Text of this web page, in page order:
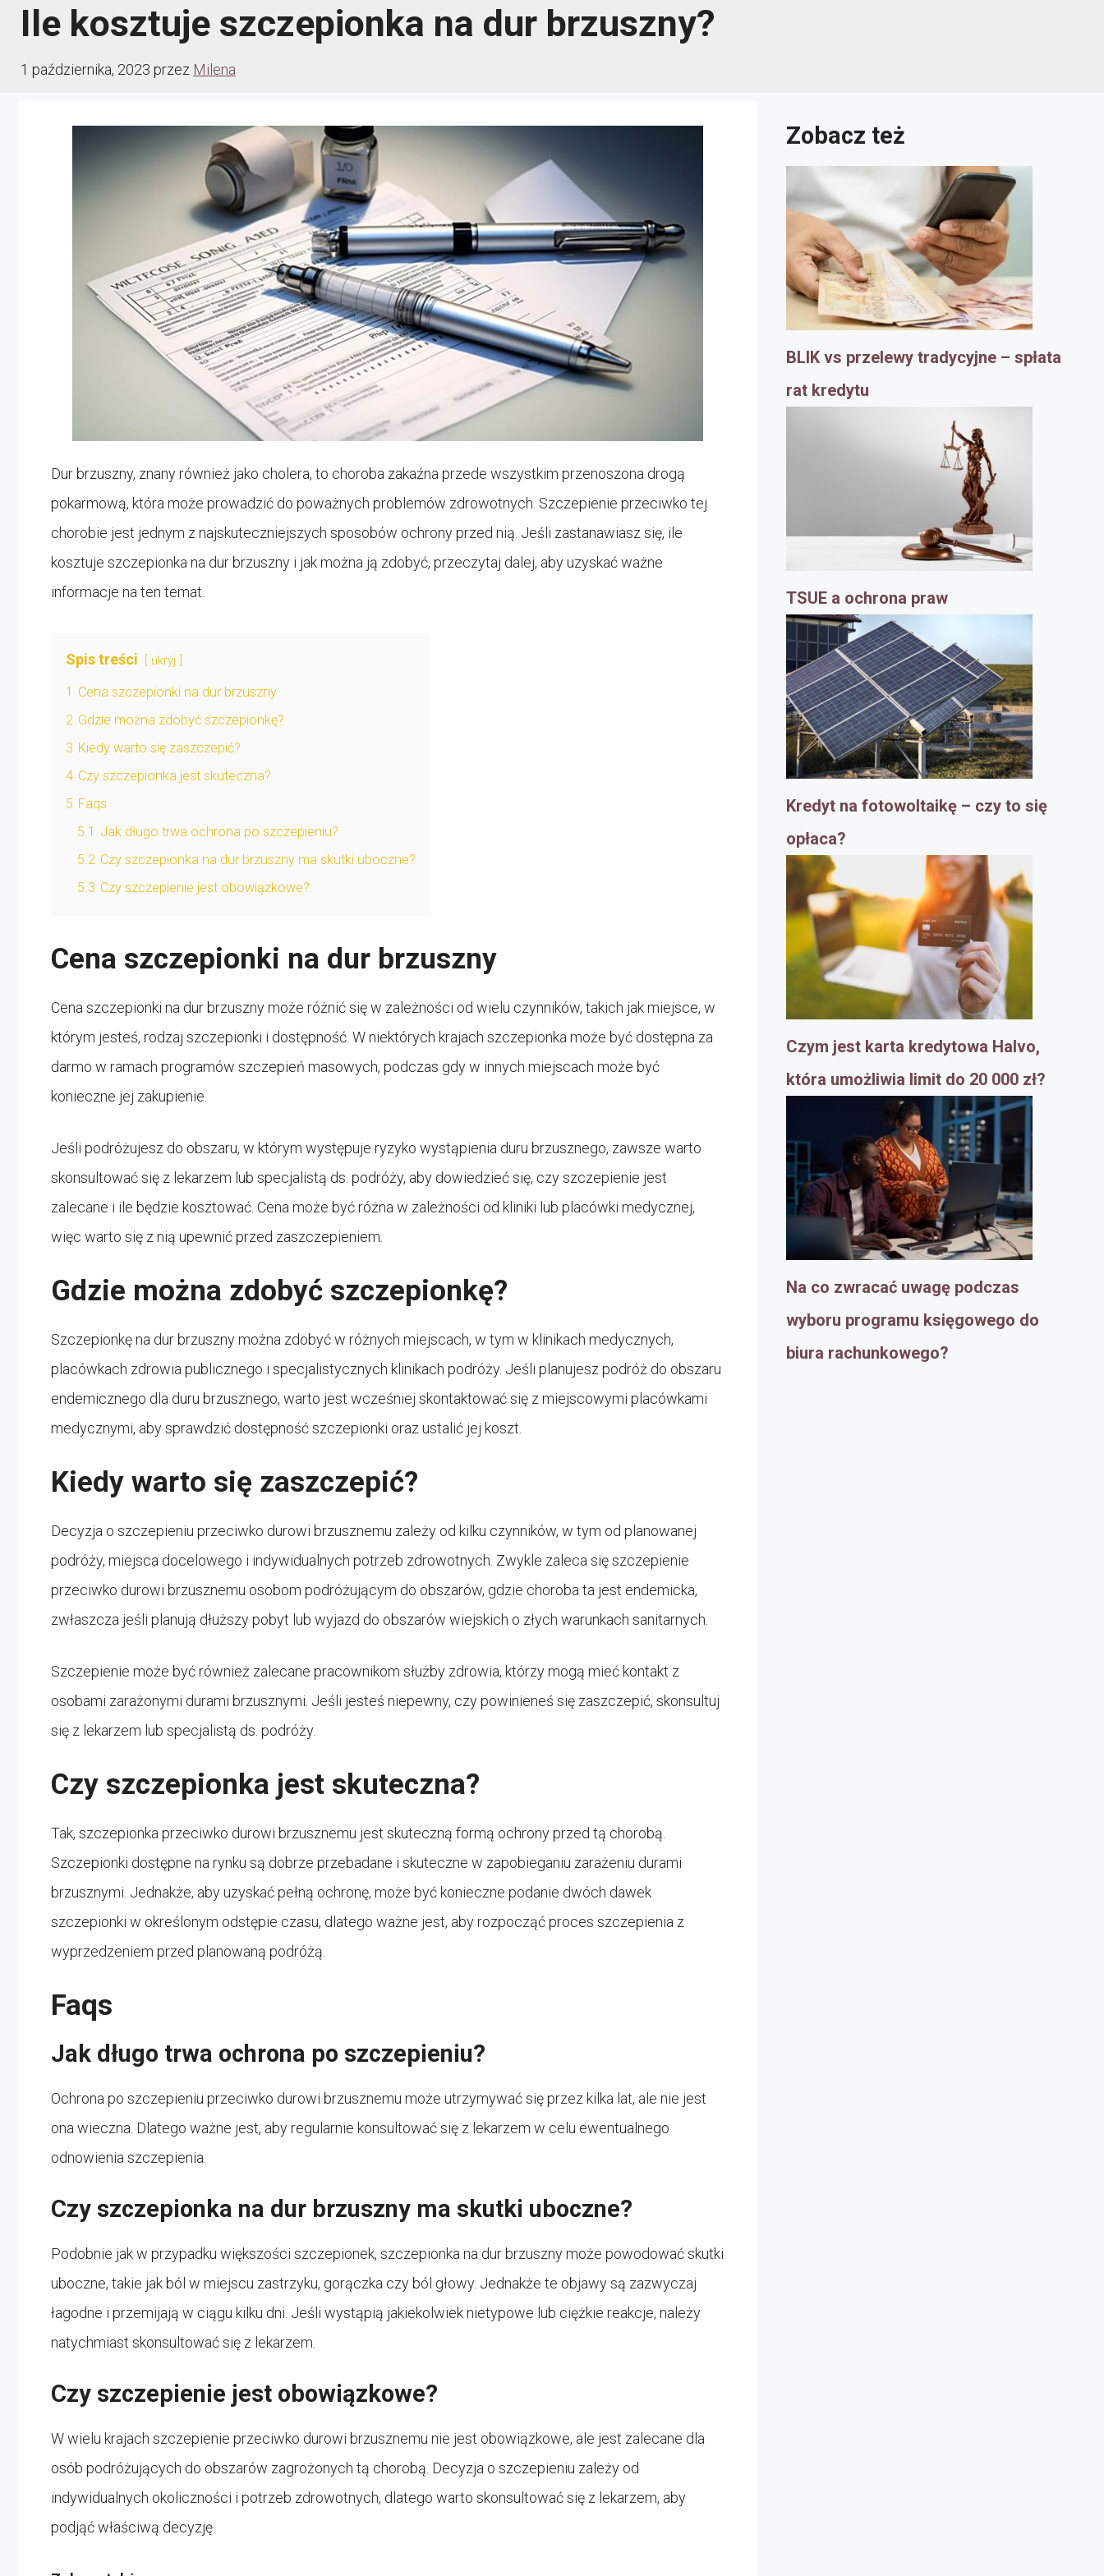
Ile kosztuje szczepionka na dur brzuszny?
1 października, 2023 przez Milena
Dur brzuszny, znany również jako cholera, to choroba zakaźna przede wszystkim przenoszona drogą
pokarmową, która może prowadzić do poważnych problemów zdrowotnych. Szczepienie przeciwko tej
chorobie jest jednym z najskuteczniejszych sposobów ochrony przed nią. Jeśli zastanawiasz się, ile
kosztuje szczepionka na dur brzuszny i jak można ją zdobyć, przeczytaj dalej, aby uzyskać ważne
informacje na ten temat.
Spis treści ukryj
1 Cena szczepionki na dur brzuszny
2 Gdzie można zdobyć szczepionkę?
3 Kiedy warto się zaszczepić?
4 Czy szczepionka jest skuteczna?
5 Faqs
5.1 Jak długo trwa ochrona po szczepieniu?
5.2 Czy szczepionka na dur brzuszny ma skutki uboczne?
5.3 Czy szczepienie jest obowiązkowe?
Cena szczepionki na dur brzuszny
Cena szczepionki na dur brzuszny może różnić się w zależności od wielu czynników, takich jak miejsce, w
którym jesteś, rodzaj szczepionki i dostępność. W niektórych krajach szczepionka może być dostępna za
darmo w ramach programów szczepień masowych, podczas gdy w innych miejscach może być
konieczne jej zakupienie.
Jeśli podróżujesz do obszaru, w którym występuje ryzyko wystąpienia duru brzusznego, zawsze warto
skonsultować się z lekarzem lub specjalistą ds. podróży, aby dowiedzieć się, czy szczepienie jest
zalecane i ile będzie kosztować. Cena może być różna w zależności od kliniki lub placówki medycznej,
więc warto się z nią upewnić przed zaszczepieniem.
Gdzie można zdobyć szczepionkę?
Szczepionkę na dur brzuszny można zdobyć w różnych miejscach, w tym w klinikach medycznych,
placówkach zdrowia publicznego i specjalistycznych klinikach podróży. Jeśli planujesz podróż do obszaru
endemicznego dla duru brzusznego, warto jest wcześniej skontaktować się z miejscowymi placówkami
medycznymi, aby sprawdzić dostępność szczepionki oraz ustalić jej koszt.
Kiedy warto się zaszczepić?
Decyzja o szczepieniu przeciwko durowi brzusznemu zależy od kilku czynników, w tym od planowanej
podróży, miejsca docelowego i indywidualnych potrzeb zdrowotnych. Zwykle zaleca się szczepienie
przeciwko durowi brzusznemu osobom podróżującym do obszarów, gdzie choroba ta jest endemicka,
zwłaszcza jeśli planują dłuższy pobyt lub wyjazd do obszarów wiejskich o złych warunkach sanitarnych.
Szczepienie może być również zalecane pracownikom służby zdrowia, którzy mogą mieć kontakt z
osobami zarażonymi durami brzusznymi. Jeśli jesteś niepewny, czy powinieneś się zaszczepić, skonsultuj
się z lekarzem lub specjalistą ds. podróży.
Czy szczepionka jest skuteczna?
Tak, szczepionka przeciwko durowi brzusznemu jest skuteczną formą ochrony przed tą chorobą.
Szczepionki dostępne na rynku są dobrze przebadane i skuteczne w zapobieganiu zarażeniu durami
brzusznymi. Jednakże, aby uzyskać pełną ochronę, może być konieczne podanie dwóch dawek
szczepionki w określonym odstępie czasu, dlatego ważne jest, aby rozpocząć proces szczepienia z
wyprzedzeniem przed planowaną podróżą.
Faqs
Jak długo trwa ochrona po szczepieniu?
Ochrona po szczepieniu przeciwko durowi brzusznemu może utrzymywać się przez kilka lat, ale nie jest
ona wieczna. Dlatego ważne jest, aby regularnie konsultować się z lekarzem w celu ewentualnego
odnowienia szczepienia.
Czy szczepionka na dur brzuszny ma skutki uboczne?
Podobnie jak w przypadku większości szczepionek, szczepionka na dur brzuszny może powodować skutki
uboczne, takie jak ból w miejscu zastrzyku, gorączka czy ból głowy. Jednakże te objawy są zazwyczaj
łagodne i przemijają w ciągu kilku dni. Jeśli wystąpią jakiekolwiek nietypowe lub ciężkie reakcje, należy
natychmiast skonsultować się z lekarzem.
Czy szczepienie jest obowiązkowe?
W wielu krajach szczepienie przeciwko durowi brzusznemu nie jest obowiązkowe, ale jest zalecane dla
osób podróżujących do obszarów zagrożonych tą chorobą. Decyzja o szczepieniu zależy od
indywidualnych okoliczności i potrzeb zdrowotnych, dlatego warto skonsultować się z lekarzem, aby
podjąć właściwą decyzję.
Zobacz też
BLIK vs przelewy tradycyjne – spłata
rat kredytu
TSUE a ochrona praw
Kredyt na fotowoltaikę – czy to się
opłaca?
Czym jest karta kredytowa Halvo,
która umożliwia limit do 20 000 zł?
Na co zwracać uwagę podczas
wyboru programu księgowego do
biura rachunkowego?